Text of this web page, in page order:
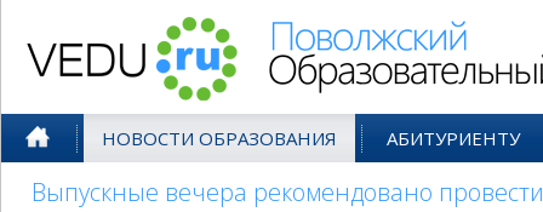
НОВОСТИ ОБРАЗОВАНИЯ АБИТУРИЕНТУ
Выпускные вечера рекомендовано